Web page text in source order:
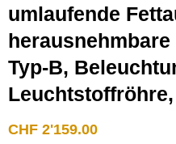
umlaufende
Typ-B,
CHF 2'159.00